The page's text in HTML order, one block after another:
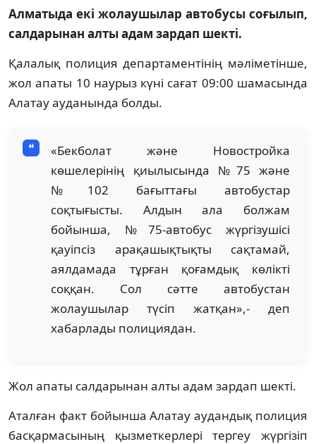
Алматыда екі жолаушылар автобусы соғылып,
салдарынан алты адам зардап шекті.
Қалалық полиция департаментінің мәліметінше,
жол апаты 10 наурыз күні сағат 09:00 шамасында
Алатау ауданында болды.
«Бекболат және Новостройка
көшелерінің қиылысында №75 және
№102 бағыттағы автобустар
соқтығысты. Алдын ала болжам
бойынша, №75-автобус жүргізушісі
қауіпсіз арақашықтықты сақтамай,
аялдамада тұрған қоғамдық көлікті
соққан. Сол сәтте автобустан
жолаушылар түсіп жатқан»,- деп
хабарлады полициядан.
Жол апаты салдарынан алты адам зардап шекті.
Аталған факт бойынша Алатау аудандық полиция
басқармасының қызметкерлері тергеу жүргізіп